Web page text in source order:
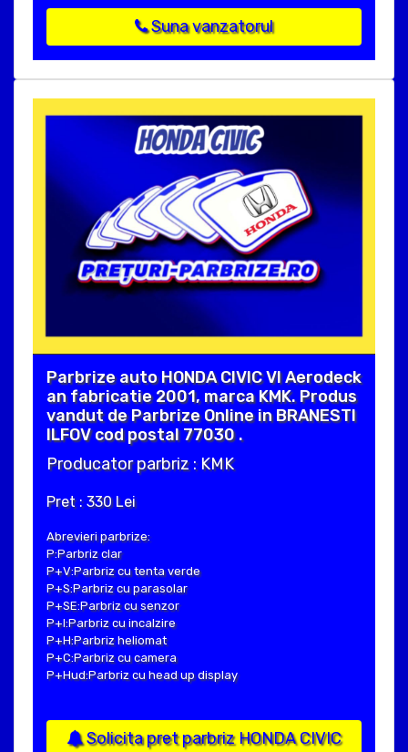
Suna vanzatorul
Parbrize auto HONDA CIVIC VI Aerodeck
an fabricatie 2001, marca KMK. Produs
vandut de Parbrize Online in BRANESTI
ILFOV cod postal 77030 .
Producator parbriz : KMK
Pret : 330 Lei
Abrevieri parbrize:
P:Parbriz clar
P+V:Parbriz cu tenta verde
P+S:Parbriz cu parasolar
P+SE:Parbriz cu senzor
P+I:Parbriz cu incalzire
P+H:Parbriz heliomat
P+C:Parbriz cu camera
P+Hud:Parbriz cu head up display
Solicita pret parbriz HONDA CIVIC